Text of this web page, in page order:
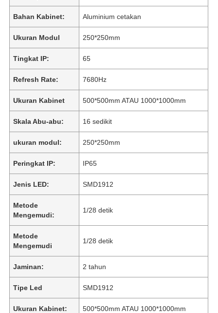
Bahan Kabinet: Aluminium cetakan
Ukuran Modul 250*250mm
Tingkat IP: 65
Refresh Rate: 7680Hz
Ukuran Kabinet 500*500mm ATAU 1000*1000mm
Skala Abu-abu: 16 sedikit
ukuran modul: 250*250mm
Peringkat IP: IP65
Jenis LED: SMD1912
Metode
Mengemudi:
1/28 detik
Metode
Mengemudi
1/28 detik
Jaminan: 2 tahun
Tipe Led SMD1912
Ukuran Kabinet: 500*500mm ATAU 1000*1000mm